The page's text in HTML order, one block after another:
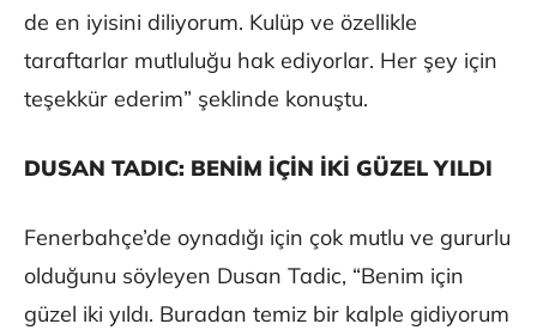
de en iyisini diliyorum. Kulüp ve özellikle
taraftarlar mutluluğu hak ediyorlar. Her şey için
teşekkür ederim” şeklinde konuştu.
DUSAN TADIC: BENİM İÇİN İKİ GÜZEL YILDI
Fenerbahçe’de oynadığı için çok mutlu ve gururlu
olduğunu söyleyen Dusan Tadic, “Benim için
güzel iki yıldı. Buradan temiz bir kalple gidiyorum